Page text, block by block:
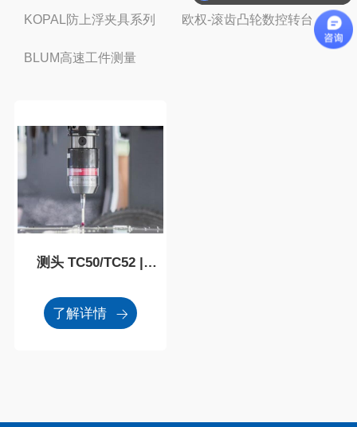
KOPAL防上浮夹具系列 欧权-滚齿凸轮数控转台
BLUM高速工件测量
测头 TC50/TC52 |
了解详情